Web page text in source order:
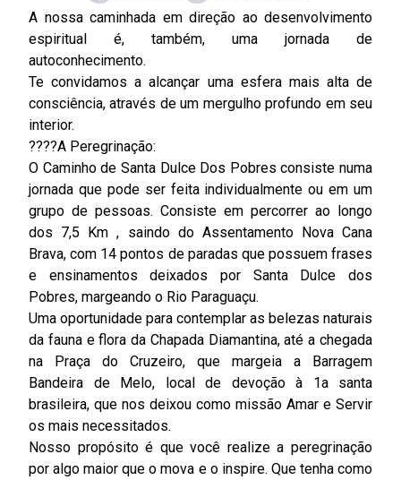
A nossa caminhada em direção ao desenvolvimento
espiritual é, também, uma jornada de
autoconhecimento.
Te convidamos a alcançar uma esfera mais alta de
consciência, através de um mergulho profundo em seu
interior.
????A Peregrinação:
O Caminho de Santa Dulce Dos Pobres consiste numa
jornada que pode ser feita individualmente ou em um
grupo de pessoas. Consiste em percorrer ao longo
dos 7,5 Km , saindo do Assentamento Nova Cana
Brava, com 14 pontos de paradas que possuem frases
e ensinamentos deixados por Santa Dulce dos
Pobres, margeando o Rio Paraguaçu.
Uma oportunidade para contemplar as belezas naturais
da fauna e flora da Chapada Diamantina, até a chegada
na Praça do Cruzeiro, que margeia a Barragem
Bandeira de Melo, local de devoção à 1a santa
brasileira, que nos deixou como missão Amar e Servir
os mais necessitados.
Nosso propósito é que você realize a peregrinação
por algo maior que o mova e o inspire. Que tenha como